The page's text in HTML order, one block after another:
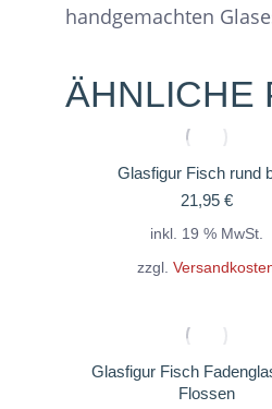
handgemachten
ÄHNLICHE
Glasfigur Fisch rund
21,95 €
inkl. 19 % MwSt.
zzgl.
Glasfigur Fisch
Flossen